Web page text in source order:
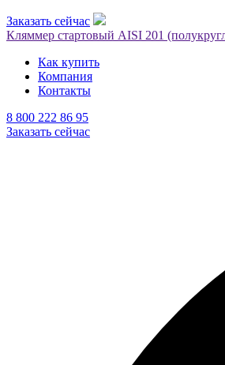
Заказать сейчас
Кляммер стартовый AISI 201
Как купить
Компания
Контакты
8 800 222 86 95
Заказать сейчас